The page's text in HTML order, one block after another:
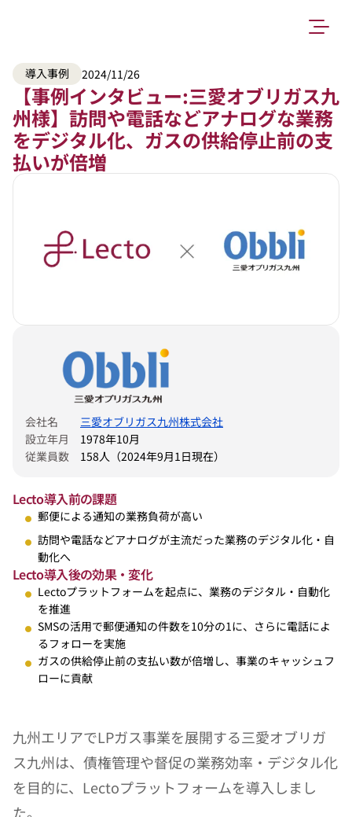
導入事例 2024/11/26
【事例インタビュー:三愛オブリガス九
州様】訪問や電話などアナログな業務
をデジタル化、ガスの供給停止前の支
払いが倍増
会社名
三愛オブリガス九州株式会社
設立年月
1978年10月
従業員数
158人（2024年9月1日現在）
Lecto導入前の課題
郵便による通知の業務負荷が高い
訪問や電話などアナログが主流だった業務のデジタル化・自
動化へ
Lecto導入後の効果・変化
Lectoプラットフォームを起点に、業務のデジタル・自動化
を推進
SMSの活用で郵便通知の件数を10分の1に、さらに電話によ
るフォローを実施
ガスの供給停止前の支払い数が倍増し、事業のキャッシュフ
ローに貢献
九州エリアでLPガス事業を展開する三愛オブリガ
ス九州は、債権管理や督促の業務効率・デジタル化
を目的に、Lectoプラットフォームを導入しまし
た。